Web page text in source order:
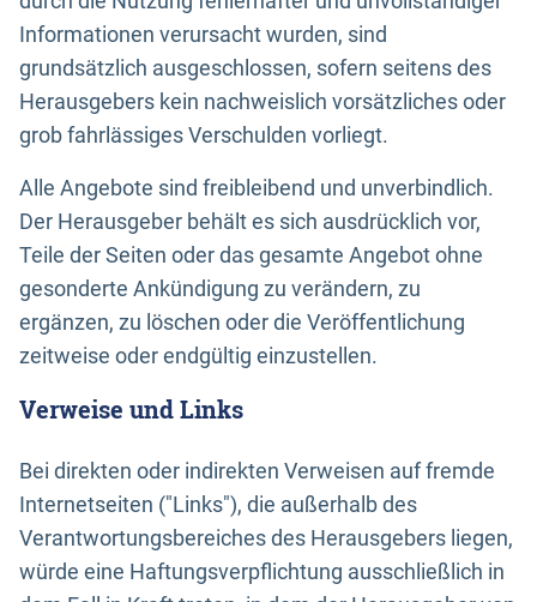
Informationen verursacht wurden, sind
grundsätzlich ausgeschlossen, sofern seitens des
Herausgebers kein nachweislich vorsätzliches oder
grob fahrlässiges Verschulden vorliegt.
Alle Angebote sind freibleibend und unverbindlich.
Der Herausgeber behält es sich ausdrücklich vor,
Teile der Seiten oder das gesamte Angebot ohne
gesonderte Ankündigung zu verändern, zu
ergänzen, zu löschen oder die Veröffentlichung
zeitweise oder endgültig einzustellen.
Verweise und Links
Bei direkten oder indirekten Verweisen auf fremde
Internetseiten ("Links"), die außerhalb des
Verantwortungsbereiches des Herausgebers liegen,
würde eine Haftungsverpflichtung ausschließlich in